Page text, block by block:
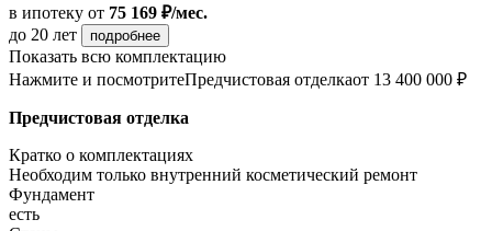
в ипотеку от 75 169 ₽/мес.
до 20 лет
подробнее
Показать всю комплектацию
Нажмите и посмотритеПредчистовая отделкаот 13 400 000 ₽
Предчистовая отделка
Кратко о комплектациях
Необходим только внутренний косметический ремонт
Фундамент
есть